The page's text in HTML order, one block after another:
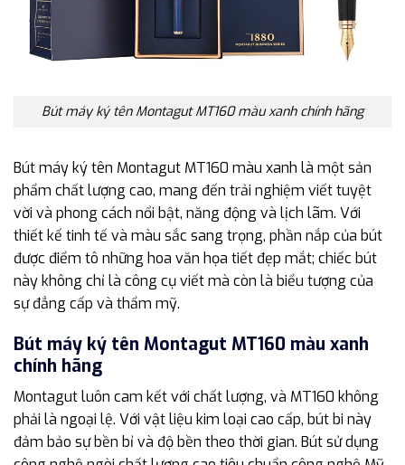
Bút máy ký tên Montagut MT160 màu xanh chính hãng
Bút máy ký tên Montagut MT160 màu xanh là một sản
phẩm chất lượng cao, mang đến trải nghiệm viết tuyệt
vời và phong cách nổi bật, năng động và lịch lãm. Với
thiết kế tinh tế và màu sắc sang trọng, phần nắp của bút
được điểm tô những hoa văn họa tiết đẹp mắt; chiếc bút
này không chỉ là công cụ viết mà còn là biểu tượng của
sự đẳng cấp và thẩm mỹ.
Bút máy ký tên Montagut MT160 màu xanh
chính hãng
Montagut luôn cam kết với chất lượng, và MT160 không
phải là ngoại lệ. Với vật liệu kim loại cao cấp, bút bi này
đảm bảo sự bền bỉ và độ bền theo thời gian. Bút sử dụng